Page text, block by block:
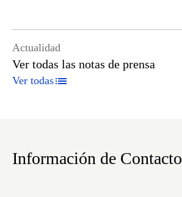
Actualidad
Ver todas las notas de prensa
Ver todas
Información de Contacto